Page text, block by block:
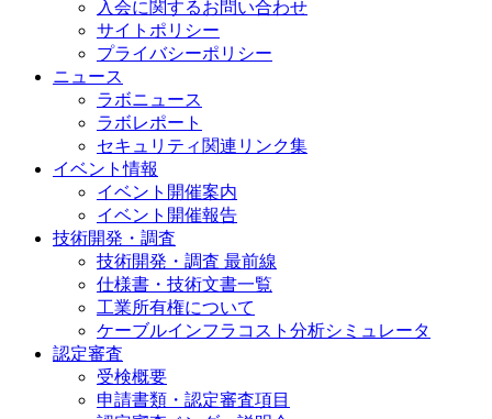
入会に関するお問い合わせ
サイトポリシー
プライバシーポリシー
ニュース
ラボニュース
ラボレポート
セキュリティ関連リンク集
イベント情報
イベント開催案内
イベント開催報告
技術開発・調査
技術開発・調査 最前線
仕様書・技術文書一覧
工業所有権について
ケーブルインフラコスト分析シミュレータ
認定審査
受検概要
申請書類・認定審査項目